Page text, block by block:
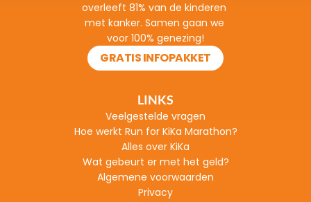
overleeft 81% van de kinderen
met kanker. Samen gaan we
voor 100% genezing!
GRATIS INFOPAKKET
LINKS
Veelgestelde vragen
Hoe werkt Run for KiKa Marathon?
Alles over KiKa
Wat gebeurt er met het geld?
Algemene voorwaarden
Privacy